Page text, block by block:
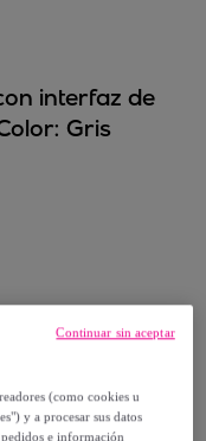
interfaz de
Gris
(como cookies u
y a procesar sus datos
pedidos e información
Continuar sin aceptar